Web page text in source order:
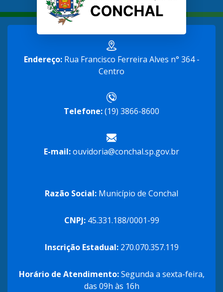
Endereço:Rua Francisco Ferreira Alves n° 364 -
Centro
Telefone:(19) 3866-8600
E-mail:ouvidoria@conchal.sp.gov.br
Razão Social: Município de Conchal
CNPJ:45.331.188/0001-99
Inscrição Estadual:270.070.357.119
Horário de Atendimento:Segunda a sexta-feira,
das 09h às 16h